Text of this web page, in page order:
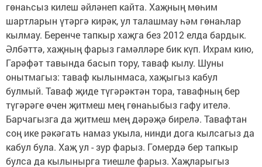
гөнаһсыз килеш әйләнеп кайта. Хаҗның мөһим
шартларын үтәргә кирәк, ул талашмау һәм гөнаһлар
кылмау. Беренче тапкыр хаҗга без 2012 елда бардык.
Әлбәттә, хаҗның фарыз гамәлләре бик күп. Ихрам кию,
Гарәфәт тавында басып тору, таваф кылу. Шуны
онытмагыз: таваф кылынмаса, хаҗыгыз кабул
булмый. Таваф җиде түгәрәктән тора, тавафның бер
түгәрәге өчен җитмеш мең гөнаһыбыз гафу ителә.
Барчагызга да җитмеш мең дәрәҗә бирелә. Тавафтан
соң ике рәкәгать намаз укыла, нинди дога кылсагыз да
кабул була. Хаҗ ул - зур фарыз. Гомердә бер тапкыр
булса да кылынырга тиешле фарыз. Хаҗларыгыз